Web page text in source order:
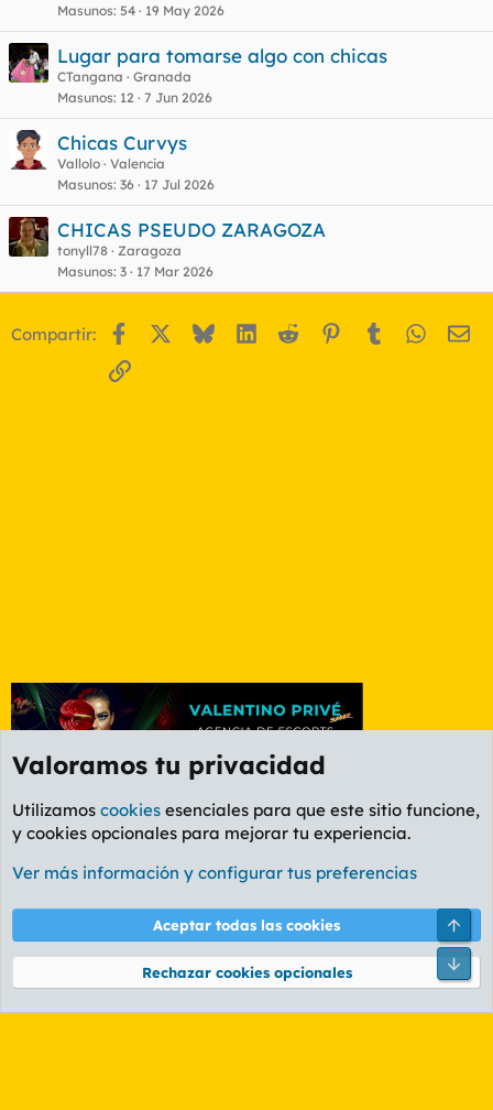
Masunos 54 19 May 2026
Lugar para tomarse algo con chicas
CTangana
Granada
Masunos 12 7 Jun 2026
Chicas Curvys
Vallolo Valencia
Masunos 36 17 Jul 2026
CHICAS PSEUDO ZARAGOZA
tonyll78
Zaragoza
Masunos 3 17 Mar 2026
Compartir: Facebook BlueskyLinkedIn
Reddit Pinterest
Tumblr
Enlace
Foro General
Cookies
PL OLDSTYLE AMARILLO
Términos y reglas Política de privacidad Ayuda
Community platform by XenForo® © 2010-2026 XenForo Ltd.
Valoramos tu privacidad
Utilizamos cookies esenciales para que este sitio funcione,
y cookies opcionales para mejorar tu experiencia.
Ver más información y configurar tus preferencias
Aceptar todas las cookies
Rechazar cookies opcionales
Pie